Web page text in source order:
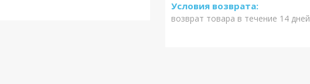
возврат товара в течение 14 дней